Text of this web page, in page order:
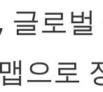
글로
으로